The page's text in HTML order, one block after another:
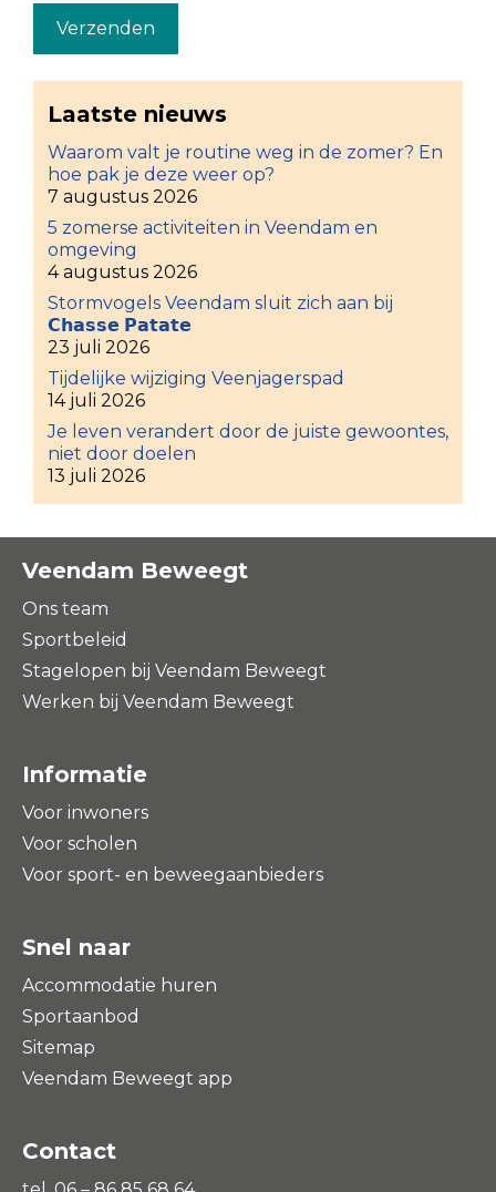
Laatste nieuws
Waarom valt je routine weg in de zomer? En
hoe pak je deze weer op?
7 augustus 2026
5 zomerse activiteiten in Veendam en
omgeving
4 augustus 2026
Stormvogels Veendam sluit zich aan bij
𝗖𝗵𝗮𝘀𝘀𝗲 𝗣𝗮𝘁𝗮𝘁𝗲
23 juli 2026
Tijdelijke wijziging Veenjagerspad
14 juli 2026
Je leven verandert door de juiste gewoontes,
niet door doelen
13 juli 2026
Veendam Beweegt
Ons team
Sportbeleid
Stagelopen bij Veendam Beweegt
Werken bij Veendam Beweegt
Informatie
Voor inwoners
Voor scholen
Voor sport- en beweegaanbieders
Snel naar
Accommodatie huren
Sportaanbod
Sitemap
Veendam Beweegt app
Contact